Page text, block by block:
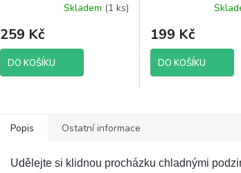
Skladem (1 ks)
259 Kč
DO KOŠÍKU
199 Kč
DO KOŠÍKU
Popis Ostatní informace
Udělejte si klidnou procházku chladnými